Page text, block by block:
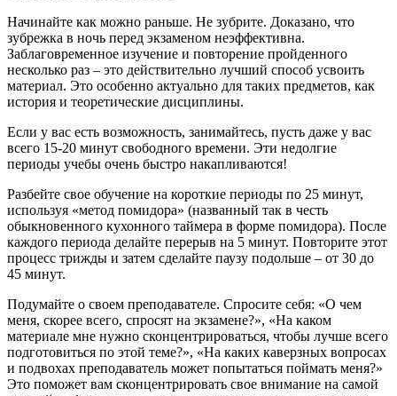
Начинайте как можно раньше. Не зубрите. Доказано, что
зубрежка в ночь перед экзаменом неэффективна.
Заблаговременное изучение и повторение пройденного
несколько раз – это действительно лучший способ усвоить
материал. Это особенно актуально для таких предметов, как
история и теоретические дисциплины.
Если у вас есть возможность, занимайтесь, пусть даже у вас
всего 15-20 минут свободного времени. Эти недолгие
периоды учебы очень быстро накапливаются!
Разбейте свое обучение на короткие периоды по 25 минут,
используя «метод помидора» (названный так в честь
обыкновенного кухонного таймера в форме помидора). После
каждого периода делайте перерыв на 5 минут. Повторите этот
процесс трижды и затем сделайте паузу подольше – от 30 до
45 минут.
Подумайте о своем преподавателе. Спросите себя: «О чем
меня, скорее всего, спросят на экзамене?», «На каком
материале мне нужно сконцентрироваться, чтобы лучше всего
подготовиться по этой теме?», «На каких каверзных вопросах
и подвохах преподаватель может попытаться поймать меня?»
Это поможет вам сконцентрировать свое внимание на самой